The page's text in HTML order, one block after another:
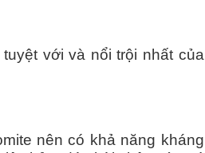
với và nổi trội nhất của
nên có khả năng kháng